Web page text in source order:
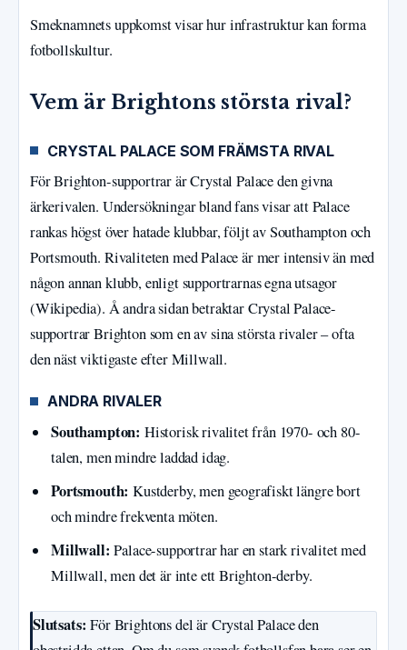
Smeknamnets uppkomst visar hur infrastruktur kan forma
fotbollskultur.
Vem är Brightons största rival?
CRYSTAL PALACE SOM FRÄMSTA RIVAL
För Brighton-supportrar är Crystal Palace den givna
ärkerivalen. Undersökningar bland fans visar att Palace
rankas högst över hatade klubbar, följt av Southampton och
Portsmouth. Rivaliteten med Palace är mer intensiv än med
någon annan klubb, enligt supportrarnas egna utsagor
(Wikipedia). Å andra sidan betraktar Crystal Palace-
supportrar Brighton som en av sina största rivaler – ofta
den näst viktigaste efter Millwall.
ANDRA RIVALER
Southampton: Historisk rivalitet från 1970- och 80-
talen, men mindre laddad idag.
Portsmouth: Kustderby, men geografiskt längre bort
och mindre frekventa möten.
Millwall: Palace-supportrar har en stark rivalitet med
Millwall, men det är inte ett Brighton-derby.
Slutsats: För Brightons del är Crystal Palace den